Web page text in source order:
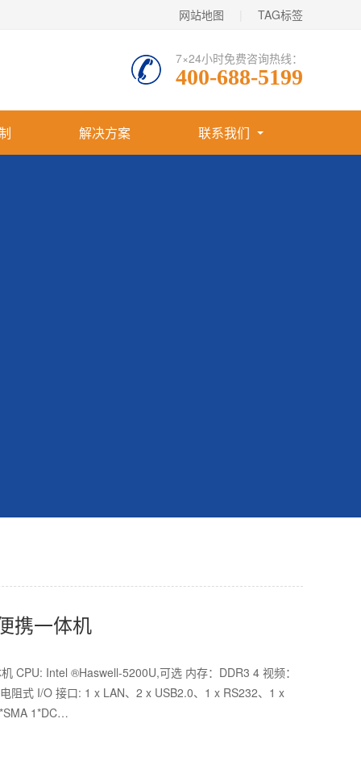
网站地图 TAG标签
7×24小时免费咨询热线：
400-688-5199
解决方案 联系我们
携一体机
CPU: Intel ®Haswell-5200U,可选 内存：DDR3 4 视频：
阻式 I/O 接口: 1 x LAN、2 x USB2.0、1 x RS232、1 x
1*DC…